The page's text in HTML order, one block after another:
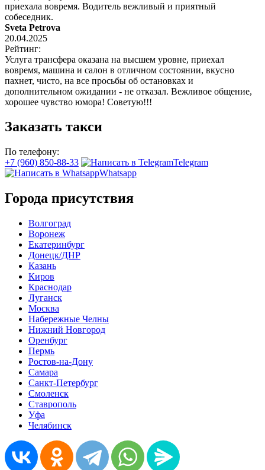
приехала вовремя. Водитель вежливый и приятный
собеседник.
Sveta Petrova
20.04.2025
Рейтинг:
Услуга трансфера оказана на высшем уровне, приехал
вовремя, машина и салон в отличном состоянии, вкусно
пахнет, чисто, на все просьбы об остановках и
дополнительном ожидании - не отказал. Вежливое общение,
хорошее чувство юмора! Советую!!!
Заказать такси
По телефону:
+7 (960) 850-88-33
Telegram
Whatsapp
Города присутствия
Волгоград
Воронеж
Екатеринбург
Донецк/ДНР
Казань
Киров
Краснодар
Луганск
Москва
Набережные Челны
Нижний Новгород
Оренбург
Пермь
Ростов-на-Дону
Самара
Санкт-Петербург
Смоленск
Ставрополь
Уфа
Челябинск